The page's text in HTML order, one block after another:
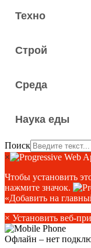
Техно
Строй
Среда
Наука еды
Поиск
×
Чтобы установить
нажмите значок.
«Добавить на
× Установить веб-
Офлайн – нет